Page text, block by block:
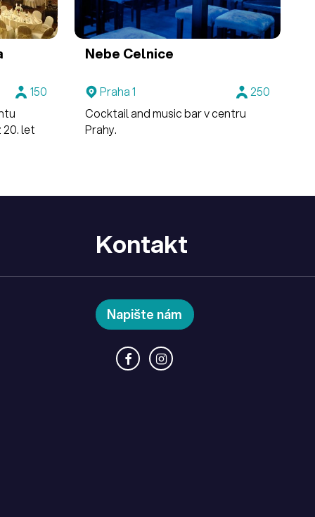
150
20. let
Nebe Celnice
Praha 1
250
Cocktail and music bar v centru
Prahy.
Kontakt
Napište nám